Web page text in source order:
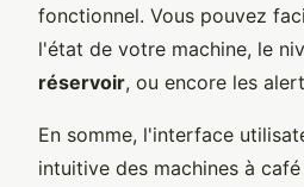
fonctionnel. Vous pouvez
l'état de votre machine, le
réservoir, ou encore les
En somme, l'interface
intuitive des machines à